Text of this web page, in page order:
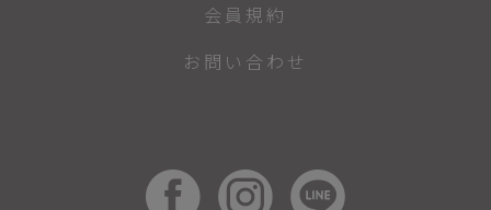
会員規約
お問い合わせ